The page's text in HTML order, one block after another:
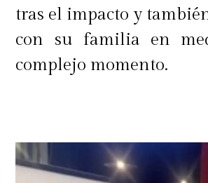
tras el impacto y
con su familia en
complejo momento.